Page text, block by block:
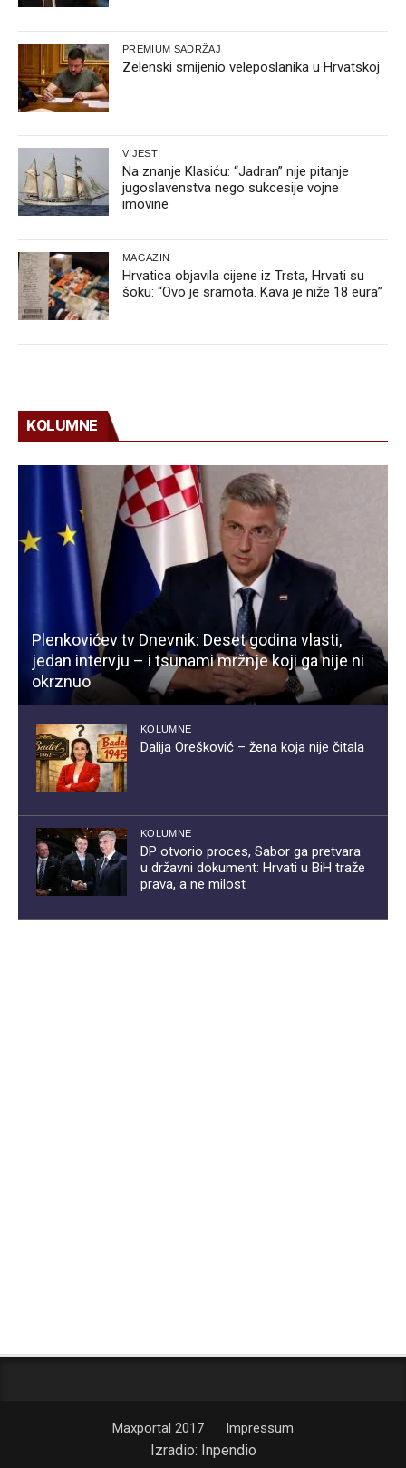
PREMIUM SADRŽAJ
Zelenski smijenio veleposlanika u Hrvatskoj
VIJESTI
Na znanje Klasiću: “Jadran” nije pitanje
jugoslavenstva nego sukcesije vojne
imovine
MAGAZIN
Hrvatica objavila cijene iz Trsta, Hrvati su
šoku: “Ovo je sramota. Kava je niže 18 eura”
KOLUMNE
Plenkovićev tv Dnevnik: Deset godina vlasti,
jedan intervju – i tsunami mržnje koji ga nije ni
okrznuo
KOLUMNE
Dalija Orešković – žena koja nije čitala
KOLUMNE
DP otvorio proces, Sabor ga pretvara
u državni dokument: Hrvati u BiH traže
prava, a ne milost
Maxportal 2017 Impressum
Izradio: Inpendio